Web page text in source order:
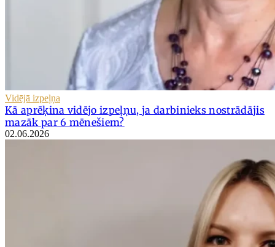
Vidējā izpeļņa
Kā aprēķina vidējo izpeļņu, ja darbinieks nostrādājis
mazāk par 6 mēnešiem?
02.06.2026